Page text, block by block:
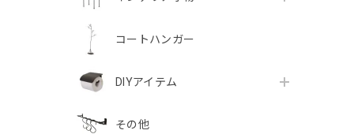
コートハンガー
DIYアイテム
その他